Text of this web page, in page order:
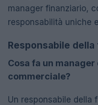
manager finanziario,
responsabilità uniche
Responsabile
Cosa fa un
commerciale?
Un responsabile della